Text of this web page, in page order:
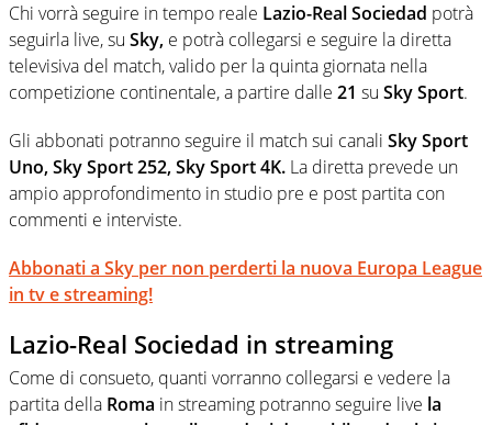
Chi vorrà seguire in tempo reale Lazio-Real Sociedad potrà
seguirla live, su Sky, e potrà collegarsi e seguire la diretta
televisiva del match, valido per la quinta giornata nella
competizione continentale, a partire dalle 21 su Sky Sport.
Gli abbonati potranno seguire il match sui canali Sky Sport
Uno, Sky Sport 252, Sky Sport 4K. La diretta prevede un
ampio approfondimento in studio pre e post partita con
commenti e interviste.
Abbonati a Sky per non perderti la nuova Europa League
in tv e streaming!
Lazio-Real Sociedad in streaming
Come di consueto, quanti vorranno collegarsi e vedere la
partita della Roma in streaming potranno seguire live la